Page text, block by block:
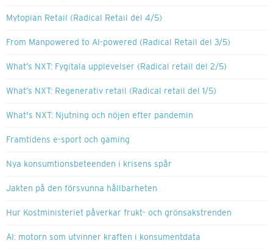
Mytopian Retail (Radical Retail del 4/5)
From Manpowered to AI-powered (Radical Retail del 3/5)
What’s NXT: Fygitala upplevelser (Radical retail del 2/5)
What’s NXT: Regenerativ retail (Radical retail del 1/5)
What's NXT: Njutning och nöjen efter pandemin
Framtidens e-sport och gaming
Nya konsumtionsbeteenden i krisens spår
Jakten på den försvunna hållbarheten
Hur Kostministeriet påverkar frukt- och grönsakstrenden
AI: motorn som utvinner kraften i konsumentdata